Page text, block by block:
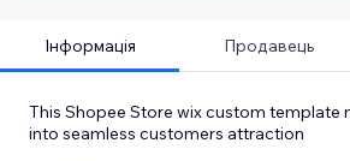
Інформація Продавець
This Shopee Store wix custom template
into seamless customers attraction